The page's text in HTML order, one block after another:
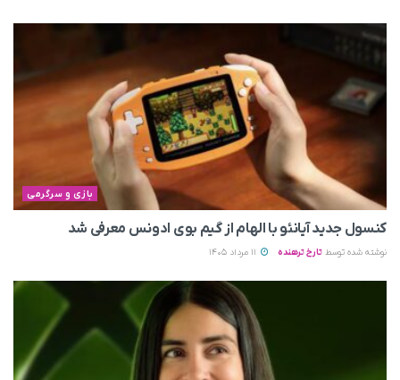
بازی و سرگرمی
کنسول جدید آیانئو با الهام از گیم بوی ادونس معرفی شد
نوشته شده توسط تارخ ترهنده